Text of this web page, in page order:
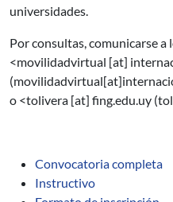
universidades.
Por consultas, comunicarse
<movilidadvirtual [at]
o <tolivera [at] fing.edu.uy
Convocatoria completa
Instructivo